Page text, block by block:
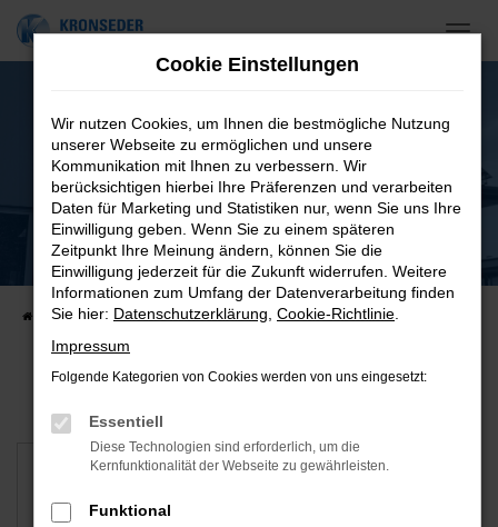
Zum
Offene Stellen
Startseite Jobs & Karriere Offene Stellen
CNC-Dreher (m/w/d)
Cookie Einstellungen
Wir nutzen Cookies, um Ihnen die bestmögliche Nutzung
unserer Webseite zu ermöglichen und unsere
Kommunikation mit Ihnen zu verbessern. Wir
berücksichtigen hierbei Ihre Präferenzen und verarbeiten
Daten für Marketing und Statistiken nur, wenn Sie uns Ihre
Einwilligung geben. Wenn Sie zu einem späteren
Zeitpunkt Ihre Meinung ändern, können Sie die
Einwilligung jederzeit für die Zukunft widerrufen. Weitere
Informationen zum Umfang der Datenverarbeitung finden
Sie hier: Datenschutzerklärung Cookie-Richtlinie
Impressum
Folgende Kategorien von Cookies werden von uns eingesetzt:
Essentiell
Diese Technologien sind erforderlich, um die
Kernfunktionalität der Webseite zu gewährleisten.
Funktional